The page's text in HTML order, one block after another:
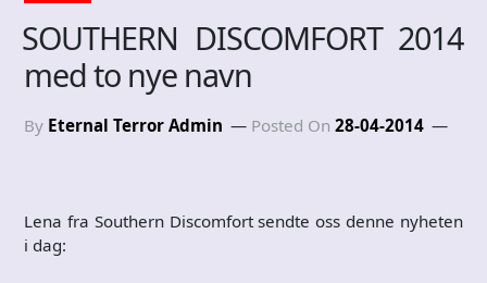
SOUTHERN DISCOMFORT 2014
med to nye navn
By Eternal Terror Admin Posted On 28-04-2014
Lena fra Southern Discomfort sendte oss denne nyheten
i dag: